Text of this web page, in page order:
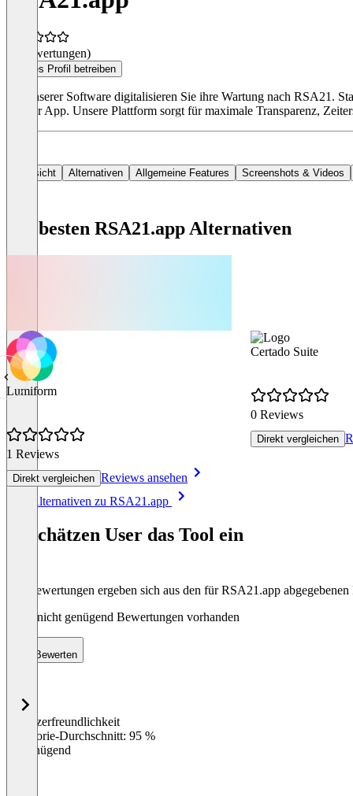
(0 Bewertungen)
Dieses Profil betreiben
Mit unserer Software digitalisieren Sie ihre Wartung nach RSA21.
Ort per App. Unsere Plattform sorgt für maximale Transparenz,
Übersicht Alternativen Allgemeine Features Screenshots & Videos
Die besten RSA21.app Alternativen
Lumiform
1 Reviews
Direkt vergleichen Reviews ansehen
Certado Suite
0 Reviews
Direkt vergleichen
Alle Alternativen zu RSA21.app
So schätzen User das Tool ein
Die Bewertungen ergeben sich aus den für RSA21.app
Noch nicht genügend Bewertungen vorhanden
Bewerten
Benutzerfreundlichkeit
Kategorie-Durchschnitt: 95 %
Ungenügend